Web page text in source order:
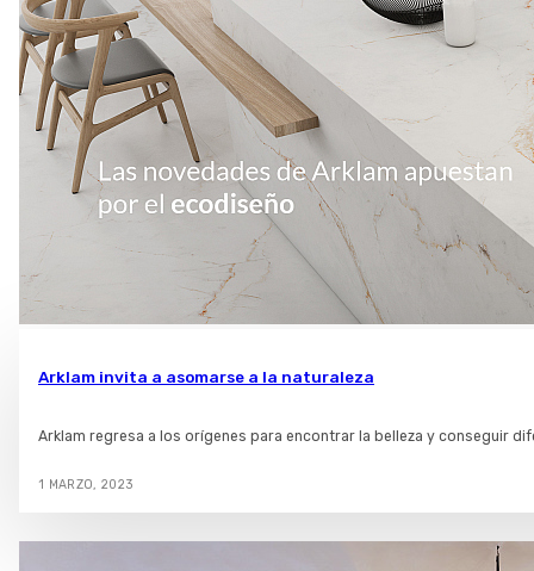
Arklam invita a asomarse a la naturaleza
Arklam regresa a los orígenes para encontrar la belleza y conseguir
1 MARZO, 2023